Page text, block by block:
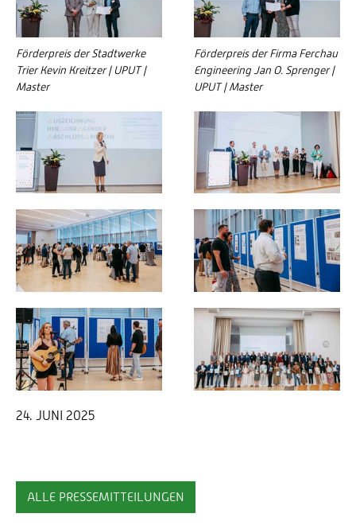
Förderpreis der Stadtwerke
Trier Kevin Kreitzer | UPUT |
Master
Förderpreis der Firma Ferchau
Engineering Jan O. Sprenger |
UPUT | Master
24. JUNI 2025
ALLE PRESSEMITTEILUNGEN